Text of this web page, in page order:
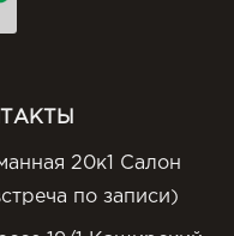
20к1 Салон
по записи)